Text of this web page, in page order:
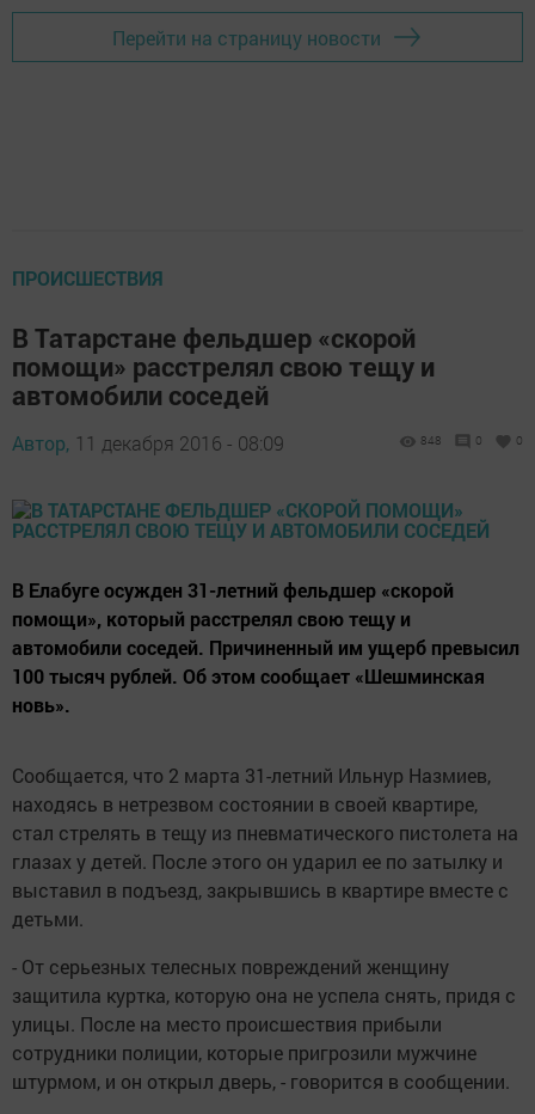
Перейти на страницу новости
ПРОИСШЕСТВИЯ
В Татарстане фельдшер «скорой
помощи» расстрелял свою тещу и
автомобили соседей
Автор, 11 декабря 2016 - 08:09 848 0 0
В Елабуге осужден 31-летний фельдшер «скорой
помощи», который расстрелял свою тещу и
автомобили соседей. Причиненный им ущерб превысил
100 тысяч рублей. Об этом сообщает «Шешминская
новь».
Сообщается, что 2 марта 31-летний Ильнур Назмиев,
находясь в нетрезвом состоянии в своей квартире,
стал стрелять в тещу из пневматического пистолета на
глазах у детей. После этого он ударил ее по затылку и
выставил в подъезд, закрывшись в квартире вместе с
детьми.
- От серьезных телесных повреждений женщину
защитила куртка, которую она не успела снять, придя с
улицы. После на место происшествия прибыли
сотрудники полиции, которые пригрозили мужчине
штурмом, и он открыл дверь, - говорится в сообщении.